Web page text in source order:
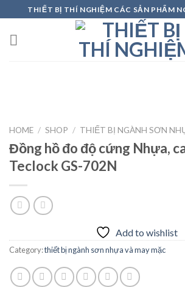
to
content
THIẾT BỊ THÍ NGHIỆM CÁC SẢN PHẨM
HOME / SHOP / THIẾT BỊ NGÀNH SƠN
Đồng hồ đo độ cứng Nhựa,
Teclock GS-702N
Add to wishlist
Category:thiết bị ngành sơn nhựa và may mặc